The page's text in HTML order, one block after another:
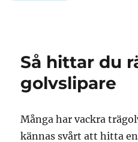
Så hittar du
golvslipare
Många har vackra
kännas svårt att hitta